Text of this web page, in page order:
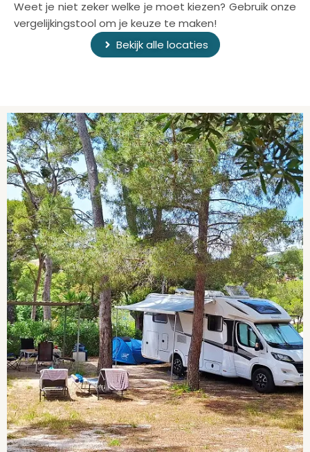
Weet je niet zeker welke je moet kiezen? Gebruik onze
vergelijkingstool om je keuze te maken!
Bekijk alle locaties